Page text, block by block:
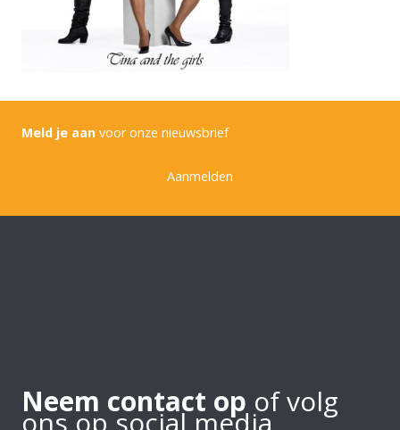
Meld je aan voor onze nieuwsbrief
Aanmelden
Neem contact op of volg
ons op social media